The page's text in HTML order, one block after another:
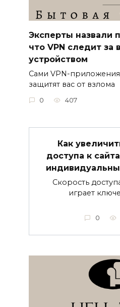
Эксперты назвали
что VPN следит за
устройством
Сами VPN-
защитят вас от взлома
0 407
Как
доступа к
Скорость
играет
0